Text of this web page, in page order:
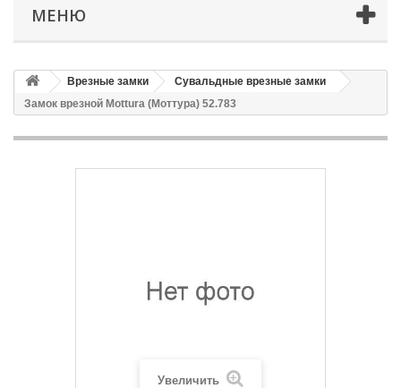
МЕНЮ
Врезные замки
Сувальдные врезные замки
Замок врезной Mottura (Моттура) 52.783
Увеличить